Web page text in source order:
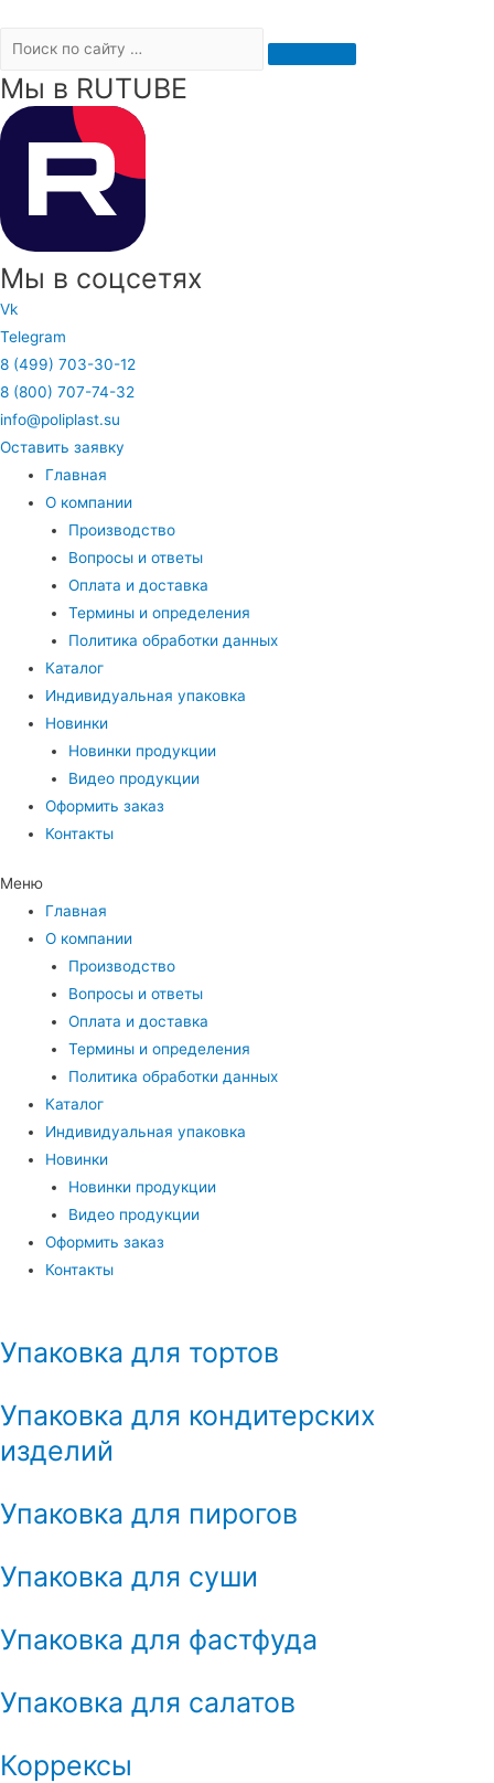
Мы в RUTUBE
Мы в соцсетях
Vk
Telegram
8 (499) 703-30-12
8 (800) 707-74-32
info@poliplast.su
Оставить заявку
Главная
О компании
Производство
Вопросы и ответы
Оплата и доставка
Термины и определения
Политика обработки данных
Каталог
Индивидуальная упаковка
Новинки
Новинки продукции
Видео продукции
Оформить заказ
Контакты
Меню
Главная
О компании
Производство
Вопросы и ответы
Оплата и доставка
Термины и определения
Политика обработки данных
Каталог
Индивидуальная упаковка
Новинки
Новинки продукции
Видео продукции
Оформить заказ
Контакты
Упаковка для тортов
Упаковка для кондитерских
изделий
Упаковка для пирогов
Упаковка для суши
Упаковка для фастфуда
Упаковка для салатов
Коррексы